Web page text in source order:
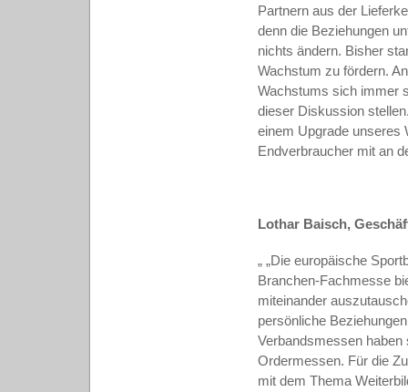
Partnern aus der
denn die Beziehungen
nichts ändern. Bisher
Wachstum zu fördern.
Wachstums sich immer
dieser Diskussion
einem Upgrade unseres
Endverbraucher mit an
Lothar Baisch,
„„Die europäische
Branchen-Fachmesse
miteinander
persönliche
Verbandsmessen haben
Ordermessen. Für die
mit dem Thema